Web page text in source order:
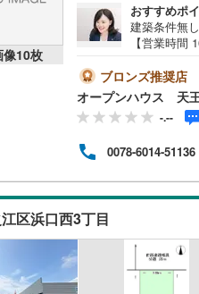
像10枚
おすすめポ
建築条件無
【営業時間
地を見学す
ーズにご案
案内が可能
たします。
イルドシ
なく住宅ロ
も大歓迎
ら出会える
定物件:当社
ブロンズ推奨店
オープンハウス 天
-.--
0078-6014-51136
区浜口西3丁目
近鉄天理線(19)
近鉄吉野線(19)
近鉄御所線(24)
近鉄田原本線
83
近鉄生駒ケーブル
近江鉄道八日市
叡山電鉄叡山本線
京阪本線(237)
京阪京津線